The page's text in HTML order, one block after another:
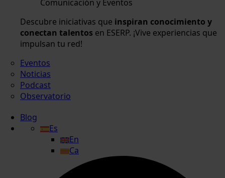
Comunicación y Eventos
Descubre iniciativas que inspiran conocimiento y
conectan talentos en ESERP. ¡Vive experiencias que
impulsan tu red!
Eventos
Noticias
Podcast
Observatorio
Blog
Es
En
Ca